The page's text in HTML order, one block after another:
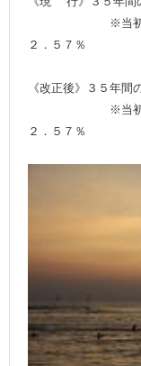
※当初１０年
２．５７％
《改正後》３５年間
※当初１０年
２．５７％